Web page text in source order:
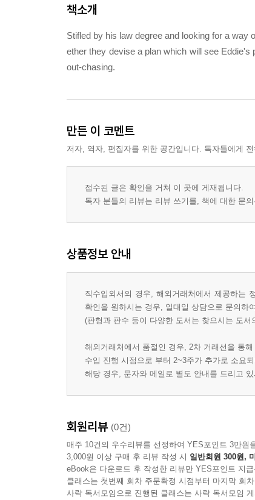
책소개
Stifled by his law degree and looking for a way
ether they devise a plan which will see
out-chasing.
만든 이 코멘트
저자, 역자, 편집자를 위한 공간입니다. 독자들에게
접수된 글은 확인을 거쳐 이 곳에 게재됩니다.
독자 분들의 리뷰는 리뷰 쓰기를, 책에 대한 문
상품정보 안내
직수입외서의 경우, 해외거래처에서 제공하는
확인을 원하시는 경우, 일대일 상담으로 문의하
(판형과 판수 등이 다양한 도서는 찾으시는 도
해외거래처에서 품절인 경우, 2차 거래선을 통
수입 진행 시점으로 부터 2~3주가 추가로 소요
해당 경우, 문자와 메일로 별도 안내를 드리고
회원리뷰 (0건)
매주 10건의 우수리뷰를 선정하여 YES포인트 3만원
3,000원 이상 구매 후 리뷰 작성 시 일반회원 300원,
eBook은 다운로드 후 작성한 리뷰만 YES포인트 지
클래스는 첫번째 회차 주문확정 시점부터 마지막 회
사락 독서모임으로 진행된 클래스는 사락 독서모임